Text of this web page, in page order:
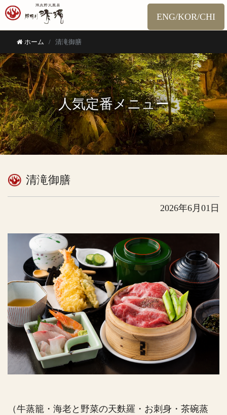
ENG/KOR/CHI
ホーム 清滝御膳
人気定番メニュー
清滝御膳
2026年6月01日
（牛蒸籠・海老と野菜の天麩羅・お刺身・茶碗蒸